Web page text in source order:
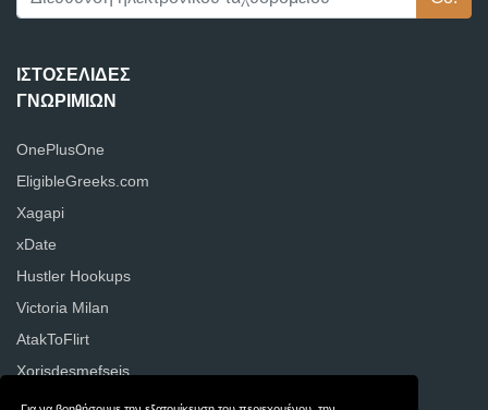
ΙΣΤΟΣΕΛΊΔΕΣ
ΓΝΩΡΙΜΙΏΝ
OnePlusOne
EligibleGreeks.com
Xagapi
xDate
Hustler Hookups
Victoria Milan
AtakToFlirt
Xorisdesmefseis